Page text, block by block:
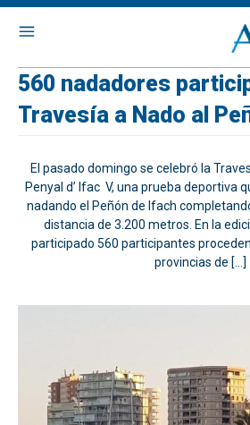
560 nadadores
Travesía a Nado al
El pasado domingo se celebró la
Penyal d’ Ifac V, una prueba deportiva
nadando el Peñón de Ifach
distancia de 3.200 metros. En la
participado 560 participantes
provincias de […]